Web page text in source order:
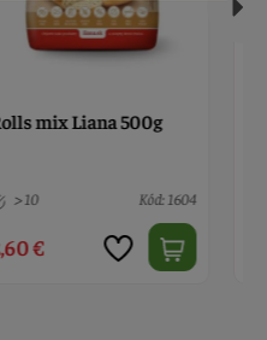
Škorica mletá 300 g
Kód: 1903
4,90 €